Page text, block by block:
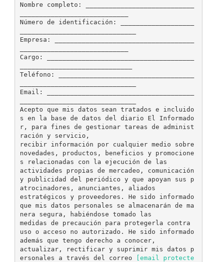
Nombre completo: ____________________________
Número de identificación: ___________________
Empresa: ____________________________________
Cargo: ______________________________________
Teléfono: ___________________________________
Email: ______________________________________
Acepto que mis datos sean tratados e incluido
s en la base de datos del diario El Informado
r, para fines de gestionar tareas de administ
ración y servicio,
recibir información por cualquier medio sobre
novedades, productos, beneficios y promocione
s relacionadas con la ejecución de las
actividades propias de mercadeo, comunicación
y publicidad del periódico y que apoyan sus p
atrocinadores, anunciantes, aliados
estratégicos y proveedores. He sido informado
que mis datos personales se almacenarán de ma
nera segura, habiéndose tomado las
medidas de precaución para protegerla contra
uso o acceso no autorizado. He sido informado
además que tengo derecho a conocer,
actualizar, rectificar y suprimir mis datos p
ersonales a través del correo
[email protecte